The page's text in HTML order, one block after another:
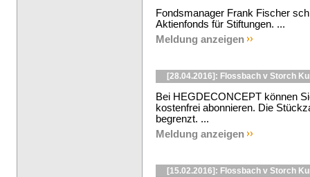
Fondsmanager Frank Fischer
Aktienfonds für Stiftungen. ...
Meldung anzeigen
[28.04.2016]: Flossbach v Storch
Bei HEGDECONCEPT können
kostenfrei abonnieren. Die
begrenzt. ...
Meldung anzeigen
[15.02.2016]: Flossbach v Storch